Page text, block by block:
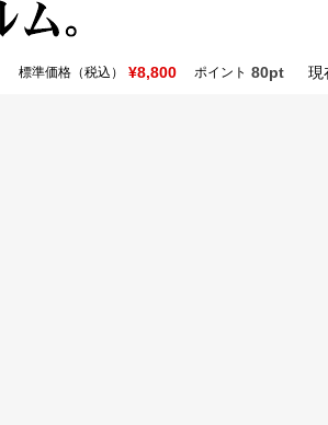
標準価格（税込） ¥8,800 ポイント 80pt 現